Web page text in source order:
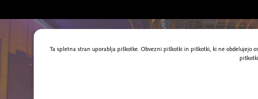
Najem dvorane
Ta spletna stran uporablja piškotke. Obvezni piškotki in piškotki, ki ne obdelujejo